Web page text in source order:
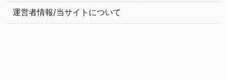
運営者情報/当サイトについて